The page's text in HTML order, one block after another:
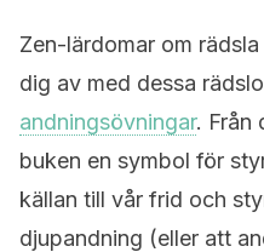
Zen-lärdomar om
dig av med dessa
andningsövningar. Från
buken en symbol för
källan till vår frid och
djupandning (eller att